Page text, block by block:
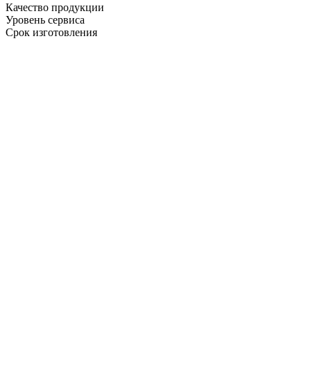
Качество продукции
Уровень сервиса
Срок изготовления